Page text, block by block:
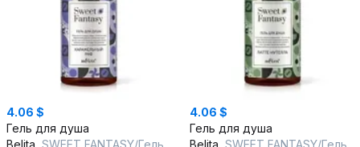
4.06 $
Гель для душа
4.06 $
Гель для душа